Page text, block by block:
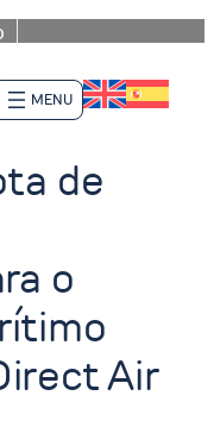
para
o
de
o
Air